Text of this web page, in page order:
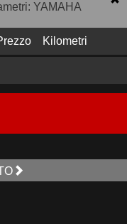
YAMAHA
Kilometri